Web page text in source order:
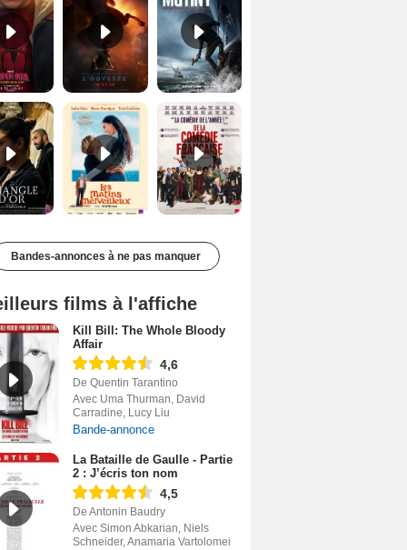
Les Matins merveilleux Bande-annonce VF De la Comédie-Française Teaser VF
Bandes-annonces à ne pas manquer
films à l'affiche
Kill Bill: The Whole Bloody
Affair
4,6
De Quentin Tarantino
Avec Uma Thurman, David
Carradine, Lucy Liu
Bande-annonce
La Bataille de Gaulle - Partie
2 : J’écris ton nom
4,5
De Antonin Baudry
Avec Simon Abkarian, Niels
Schneider, Anamaria Vartolomei